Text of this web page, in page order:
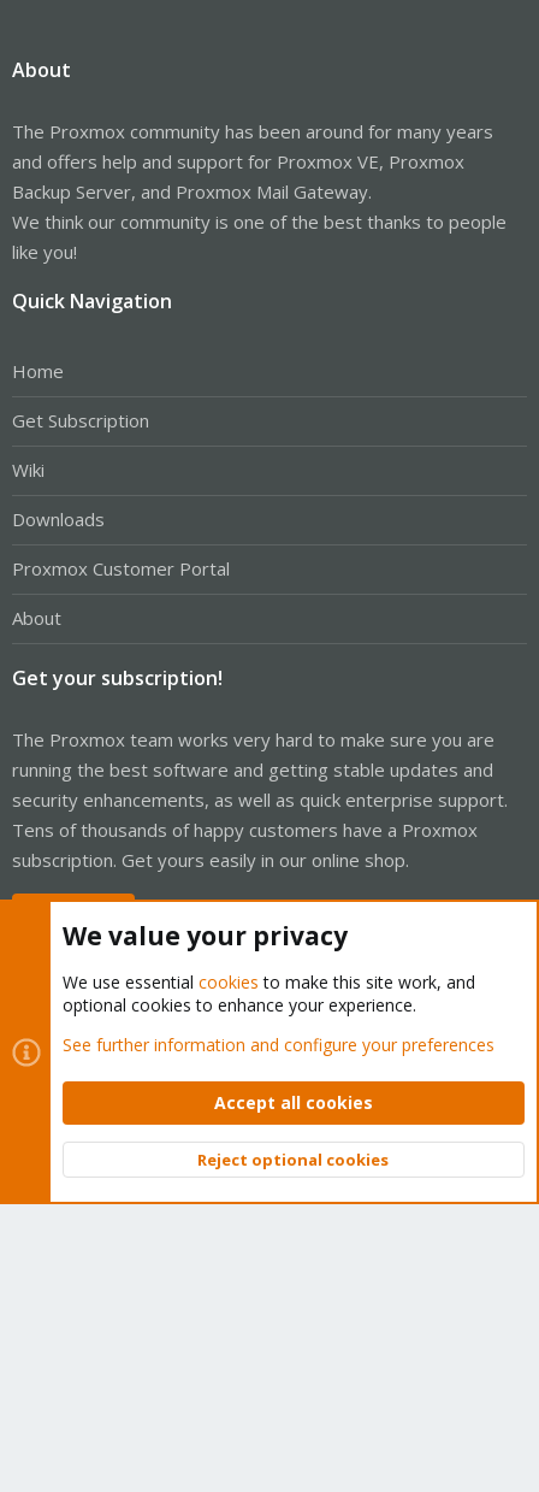
About
The Proxmox community has been around for many years
and offers help and support for Proxmox VE, Proxmox
Backup Server, and Proxmox Mail Gateway.
We think our community is one of the best thanks to people
like you!
Quick Navigation
Home
Get Subscription
Wiki
Downloads
Proxmox Customer Portal
About
Get your subscription!
The Proxmox team works very hard to make sure you are
running the best software and getting stable updates and
security enhancements, as well as quick enterprise support.
Tens of thousands of happy customers have a Proxmox
subscription. Get yours easily in our online shop.
Cookies
Proxmox Support Forum - Light Mode
Contact us
Terms and rules Privacy policy Help Home
Community platform by XenForo © 2010-2026 XenForo Ltd.
Top
We value your privacy
We use essential cookies to make this site work, and
optional cookies to enhance your experience.
See further information and configure your preferences
Accept all cookies
Reject optional cookies